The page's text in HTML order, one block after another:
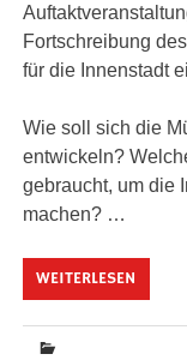
Fortschreibung
für die Innenstadt
Wie soll sich die
entwickeln?
gebraucht, um die
machen? …
WEITERLESEN